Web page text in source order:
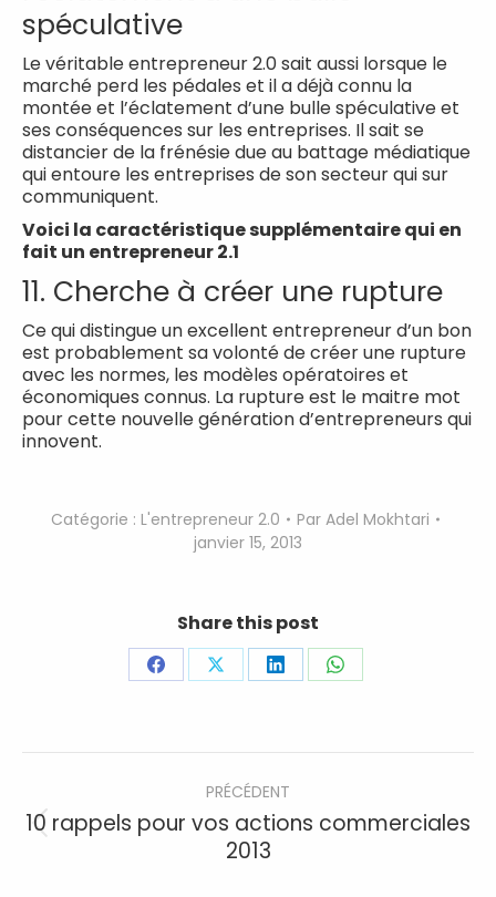
spéculative
Le véritable entrepreneur 2.0 sait aussi lorsque le
marché perd les pédales et il a déjà connu la
montée et l’éclatement d’une bulle spéculative et
ses conséquences sur les entreprises. Il sait se
distancier de la frénésie due au battage médiatique
qui entoure les entreprises de son secteur qui sur
communiquent.
Voici la caractéristique supplémentaire qui en
fait un entrepreneur 2.1
11. Cherche à créer une rupture
Ce qui distingue un excellent entrepreneur d’un bon
est probablement sa volonté de créer une rupture
avec les normes, les modèles opératoires et
économiques connus. La rupture est le maitre mot
pour cette nouvelle génération d’entrepreneurs qui
innovent.
Catégorie : L'entrepreneur 2.0 Par Adel Mokhtari
janvier 15, 2013
Share this post
Partager
Facebook
Partager
X
Partager
LinkedIn
Partager
WhatsApp
Navigation
article
PRÉCÉDENT
Article
précédent
10 rappels pour vos actions commerciales
2013